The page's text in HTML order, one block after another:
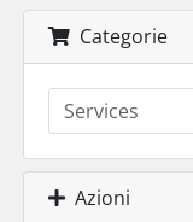
Categorie
Azioni